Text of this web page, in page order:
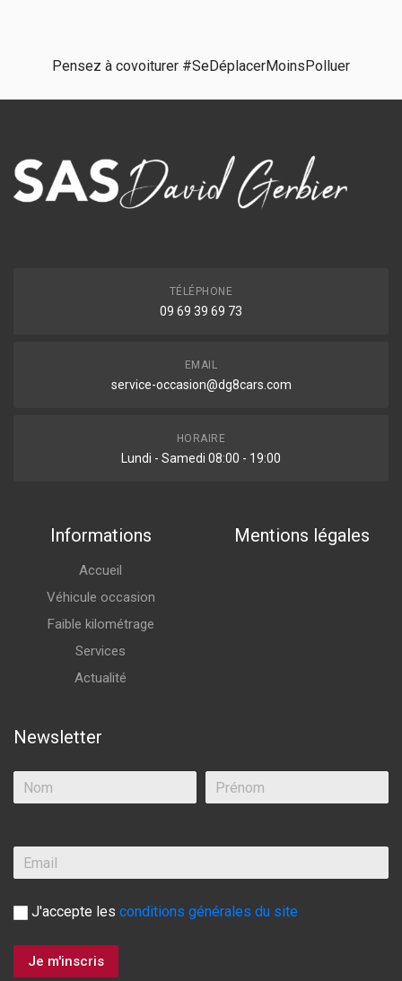
Pensez à covoiturer #SeDéplacerMoinsPolluer
TÉLÉPHONE
09 69 39 69 73
EMAIL
service-occasion@dg8cars.com
HORAIRE
Lundi - Samedi 08:00 - 19:00
Informations
Accueil
Véhicule occasion
Faible kilométrage
Services
Actualité
Mentions légales
Newsletter
J'accepte les conditions générales du site